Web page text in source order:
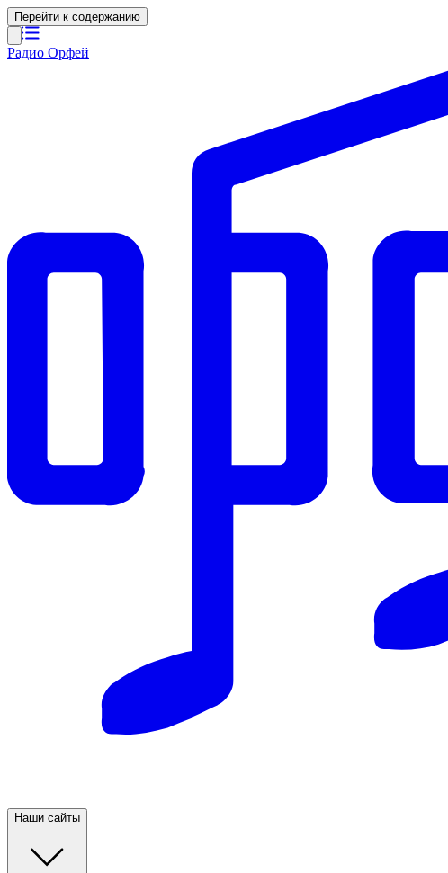
Перейти к содержанию
Радио Орфей
Наши сайты